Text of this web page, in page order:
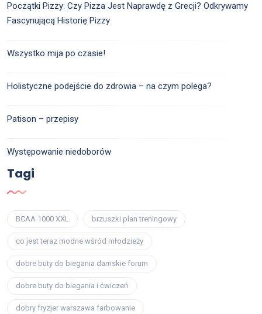
Początki Pizzy: Czy Pizza Jest Naprawdę z Grecji? Odkrywamy
Fascynującą Historię Pizzy
Wszystko mija po czasie!
Holistyczne podejście do zdrowia – na czym polega?
Patison – przepisy
Występowanie niedoborów
Tagi
BCAA 1000 XXL brzuszki plan treningowy
co jest teraz modne wśród młodzieży
dobre buty do biegania damskie forum
dobre buty do biegania i ćwiczeń
dobry fryzjer warszawa farbowanie